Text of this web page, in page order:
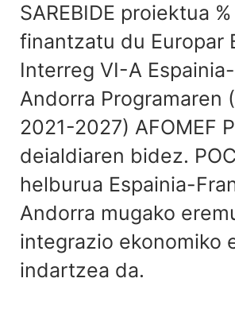
SAREBIDE proiektua
finantzatu du Europar
Interreg VI-A
Andorra Programaren
2021-2027) AFOMEF
deialdiaren bidez.
helburua Espainia-
Andorra mugako
integrazio ekonomiko
indartzea da.